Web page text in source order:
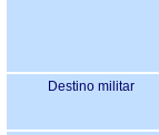
Destino militar